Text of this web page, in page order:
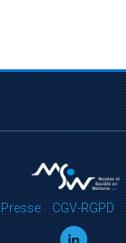
Presse CGV-RGPD